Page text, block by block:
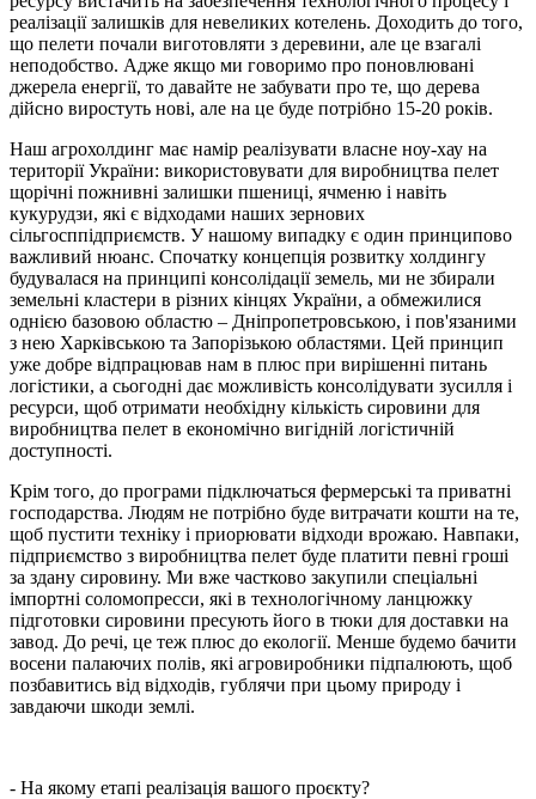
реалізації залишків для невеликих котелень. Доходить до того,
що пелети почали виготовляти з деревини, але це взагалі
неподобство. Адже якщо ми говоримо про поновлювані
джерела енергії, то давайте не забувати про те, що дерева
дійсно виростуть нові, але на це буде потрібно 15-20 років.
Наш агрохолдинг має намір реалізувати власне ноу-хау на
території України: використовувати для виробництва пелет
щорічні пожнивні залишки пшениці, ячменю і навіть
кукурудзи, які є відходами наших зернових
сільгосппідприємств. У нашому випадку є один принципово
важливий нюанс. Спочатку концепція розвитку холдингу
будувалася на принципі консолідації земель, ми не збирали
земельні кластери в різних кінцях України, а обмежилися
однією базовою областю – Дніпропетровською, і пов'язаними
з нею Харківською та Запорізькою областями. Цей принцип
уже добре відпрацював нам в плюс при вирішенні питань
логістики, а сьогодні дає можливість консолідувати зусилля і
ресурси, щоб отримати необхідну кількість сировини для
виробництва пелет в економічно вигідній логістичній
доступності.
Крім того, до програми підключаться фермерські та приватні
господарства. Людям не потрібно буде витрачати кошти на те,
щоб пустити техніку і приорювати відходи врожаю. Навпаки,
підприємство з виробництва пелет буде платити певні гроші
за здану сировину. Ми вже частково закупили спеціальні
імпортні соломопресси, які в технологічному ланцюжку
підготовки сировини пресують його в тюки для доставки на
завод. До речі, це теж плюс до екології. Менше будемо бачити
восени палаючих полів, які агровиробники підпалюють, щоб
позбавитись від відходів, гублячи при цьому природу і
завдаючи шкоди землі.
- На якому етапі реалізація вашого проєкту?